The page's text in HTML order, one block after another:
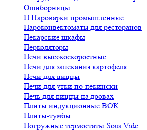
Ошиборницы
П Пароварки промышленные
Пароконвектоматы для ресторанов
Пекарские шкафы
Перколяторы
Печи высокоскоростные
Печи для запекания картофеля
Печи для пиццы
Печи для утки по-пекински
Печь для пиццы на дровах
Плиты индукционные ВОК
Плиты-тумбы
Погружные термостаты Sous Vide